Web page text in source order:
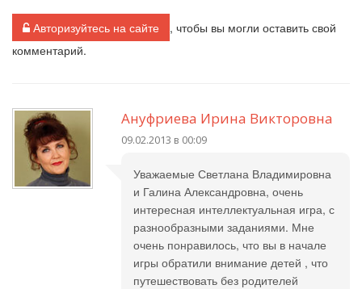
Авторизуйтесь на сайте
, чтобы вы могли оставить свой
комментарий.
Ануфриева Ирина Викторовна
09.02.2013 в 00:09
Уважаемые Светлана Владимировна
и Галина Александровна, очень
интересная интеллектуальная игра, с
разнообразными заданиями. Мне
очень понравилось, что вы в начале
игры обратили внимание детей , что
путешествовать без родителей